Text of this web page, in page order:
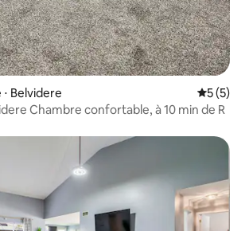
Belvidere
5 (5)
Chambre confortable, à 10 min de R